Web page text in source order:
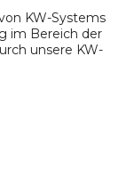
KW-Systems
im Bereich der
unsere KW-